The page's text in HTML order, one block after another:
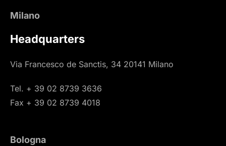
Milano
Headquarters
Via Francesco de Sanctis, 34 20141 Milano
Tel. + 39 02 8739 3636
Fax + 39 02 8739 4018
Bologna